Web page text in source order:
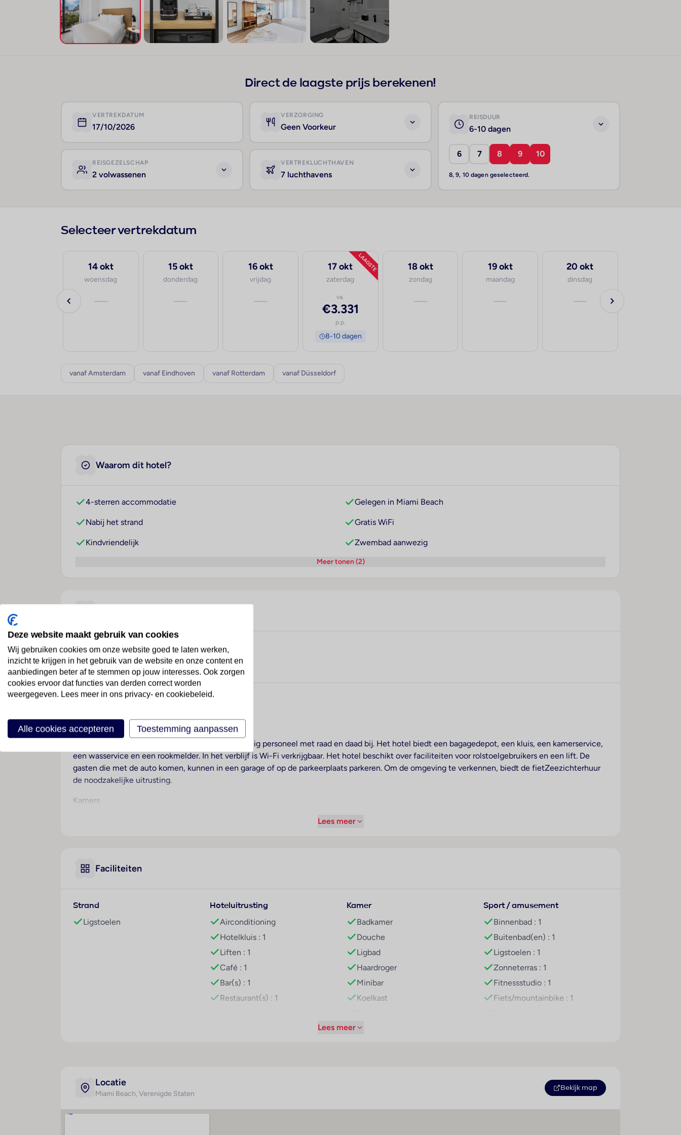
Direct de laagste prijs berekenen!
VERTREKDATUM
17/10/2026
VERZORGING
Geen Voorkeur
REISDUUR
6-10 dagen
6 7 8 9 10
8, 9, 10 dagen geselecteerd.
REISGEZELSCHAP
2 volwassenen
VERTREKLUCHTHAVEN
7 luchthavens
Selecteer vertrekdatum
14 okt
woensdag
—
15 okt
donderdag
—
16 okt
vrijdag
—
LAAGSTE
17 okt
zaterdag
va.
€3.331
p.p.
8-10 dagen
18 okt
zondag
—
19 okt
maandag
—
20 okt
dinsdag
—
vanaf Amsterdam vanaf Eindhoven vanaf Rotterdam vanaf Düsseldorf
Waarom dit hotel?
4-sterren accommodatie Gelegen in Miami Beach
Nabij het strand Gratis WiFi
Kindvriendelijk Zwembad aanwezig
Meer tonen (2)
Upsun Hotel & Social Club
Verenigde Staten · Florida · Miami Beach
Ligging
Hotelfaciliteiten
Aan de receptie in de ontvangsthal staat Engelstalig personeel met raad en daad bij. Het hotel biedt een bagagedepot, een kluis, een kamerservice,
een wasservice en een rookmelder. In het verblijf is Wi-Fi verkrijgbaar. Het hotel beschikt over faciliteiten voor rolstoelgebruikers en een lift. De
gasten die met de auto komen, kunnen in een garage of op de parkeerplaats parkeren. Om de omgeving te verkennen, biedt de fietZeezichterhuur
de noodzakelijke uitrusting.
Kamers
een queensize bed of een kingsize bed. Ook babybedjes en extra bedden kunnen worden klaargezet. Tot de gemakken in alle kamers behoort een
rokerskamers.
Binnen- en buitenzwembaden zijn uitstekend geschikt voor een paar uurtjes aquarobics training en actieve ontspanning. Comfortabele ligstoelen
staan op het terras klaar voor gebruik. Verschillende ontspanningsmogelijkheden zoals fietsen/mountainbiken, golfen, een fitnessstudio en een
zonnebank zorgen voor de nodige afwisseling. Copyright GIATA 2004 - 2025. Multilingual, powered by www.giata.com for client nof 125551
Er is een grote keuze uit gastronomische voorzieningen zoals bv. een restaurant, een koffiehuis en een bar. Een lekker ontbijt bezorgt energie voor
het begin van de dag. Ook bijzondere maaltijden zoals bijvoorbeeld vegetarische gerechten zijn verkrijgbaar.
Lees meer
Faciliteiten
Strand
Ligstoelen
Hoteluitrusting
Airconditioning
Hotelkluis : 1
Liften : 1
Café : 1
Bar(s) : 1
Restaurant(s) : 1
Kamer
Badkamer
Douche
Ligbad
Haardroger
Minibar
Koelkast
Airconditioning (centraal
Sport / amusement
Binnenbad : 1
Buitenbad(en) : 1
Ligstoelen : 1
Zonneterras : 1
Fitnessstudio : 1
Fiets/mountainbike : 1
Lees meer
Locatie
Miami Beach, Verenigde Staten
Bekijk map
Deze website maakt gebruik van cookies
Wij gebruiken cookies om onze website goed te laten werken,
inzicht te krijgen in het gebruik van de website en onze content en
aanbiedingen beter af te stemmen op jouw interesses. Ook zorgen
cookies ervoor dat functies van derden correct worden
weergegeven. Lees meer in ons privacy- en cookiebeleid.
Alle cookies accepteren Toestemming aanpassen